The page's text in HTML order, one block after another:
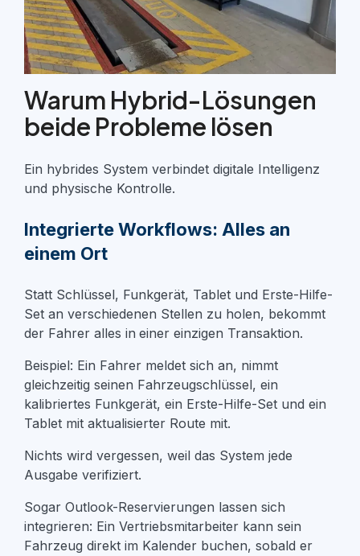
Warum Hybrid-Lösungen
beide Probleme lösen
Ein hybrides System verbindet digitale Intelligenz
und physische Kontrolle.
Integrierte Workflows: Alles an
einem Ort
Statt Schlüssel, Funkgerät, Tablet und Erste-Hilfe-
Set an verschiedenen Stellen zu holen, bekommt
der Fahrer alles in einer einzigen Transaktion.
Beispiel: Ein Fahrer meldet sich an, nimmt
gleichzeitig seinen Fahrzeugschlüssel, ein
kalibriertes Funkgerät, ein Erste-Hilfe-Set und ein
Tablet mit aktualisierter Route mit.
Nichts wird vergessen, weil das System jede
Ausgabe verifiziert.
Sogar Outlook-Reservierungen lassen sich
integrieren: Ein Vertriebsmitarbeiter kann sein
Fahrzeug direkt im Kalender buchen, sobald er